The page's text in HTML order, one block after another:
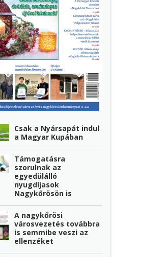
Csak a Nyársapát indul
a Magyar Kupában
Támogatásra
szorulnak az
egyedülálló
nyugdíjasok
Nagykőrösön is
A nagykőrösi
városvezetés továbbra
is semmibe veszi az
ellenzéket